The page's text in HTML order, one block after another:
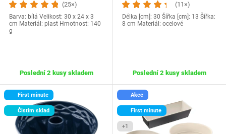
(25×)
Barva: bílá Velikost: 30 x 24 x 3
cm Materiál: plast Hmotnost: ‎140
g
Poslední 2 kusy skladem
(11×)
Délka [cm]: 30 Šířka [cm]: 13 Šířka:
8 cm Materiál: ocelové
Poslední 2 kusy skladem
First minute
Čistím sklad
Akce
First minute
+1